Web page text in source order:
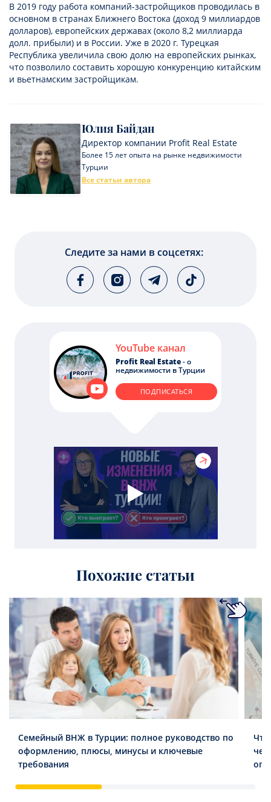
В 2019 году работа компаний-застройщиков проводилась в
основном в странах Ближнего Востока (доход 9 миллиардов
долларов), европейских державах (около 8,2 миллиарда
долл. прибыли) и в России. Уже в 2020 г. Турецкая
Республика увеличила свою долю на европейских рынках,
что позволило составить хорошую конкуренцию китайским
и вьетнамским застройщикам.
Юлия Байдан
Директор компании Profit Real Estate
Более 15 лет опыта на рынке недвижимости
Турции
Все статьи автора
Следите за нами в соцсетях:
YouTube канал
Profit Real Estate- о
недвижимости в Турции
ПОДПИСАТЬСЯ
Похожие статьи
Семейный ВНЖ в Турции: полное руководство по
оформлению, плюсы, минусы и ключевые
требования
Что